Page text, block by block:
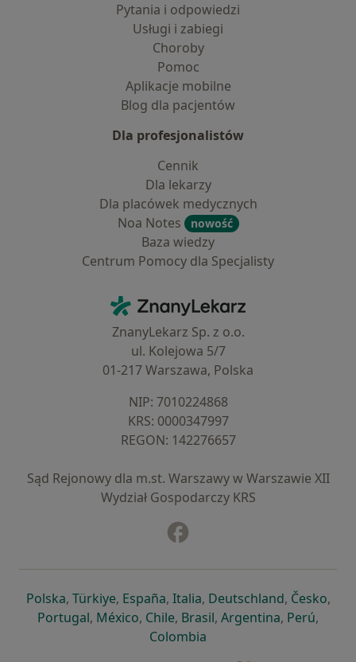
Pytania i odpowiedzi
Usługi i zabiegi
Choroby
Pomoc
Aplikacje mobilne
Blog dla pacjentów
Dla profesjonalistów
Cennik
Dla lekarzy
Dla placówek medycznych
Noa Notes
nowość
Baza wiedzy
Centrum Pomocy dla Specjalisty
ZnanyLekarz - Strona główna
ZnanyLekarz Sp. z o.o.
ul. Kolejowa 5/7
01-217 Warszawa, Polska
NIP: ⁠7010224868
KRS: ⁠0000347997
REGON: ⁠142276657
Sąd Rejonowy dla m.st. Warszawy w Warszawie XII
Wydział Gospodarczy KRS
Polskaotwiera się w nowej karcie
, Türkiyeotwiera się w nowej karcie
, Españaotwiera się w nowej karcie
, Italiaotwiera się w nowej
, Deutschlandotwiera się
, Česko,
Portugalotwiera się w nowej karcie
, Méxicootwiera się w nowej karcie
, Chileotwiera się w nowej karcie
, Brasilotwiera się w nowej
, Argentinaotwiera się
, Perú,
Colombia